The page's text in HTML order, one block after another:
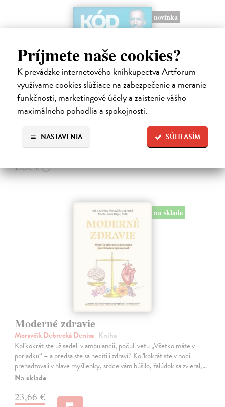
Príjmete naše cookies?
K prevádzke internetového kníhkupectva Artforum
využívame cookies slúžiace na zabezpečenie a meranie
funkčnosti, marketingové účely a zaistenie vášho
maximálneho pohodlia a spokojnosti.
SÚHLASÍM
NASTAVENIA
novinka
Kód zad
Novotný Michal | Kniha
Co dělat, když vás bolí záda? Cvičit?
17,96 €
19,95 € ?
na sklade
Moderné zdravie
Moravčík Debrecká Denisa| Kniha
Koľkokrát ste už sedeli v ambulancii, počuli vetu „Všetko máte v
poriadku“ – a predsa ste sa necítili zdraví? Koľkokrát ste v noci
prehadzovali v hlave myšlienky, srdce vám búšilo, žalúdok sa zvieral,…
Na sklade
23,66 €